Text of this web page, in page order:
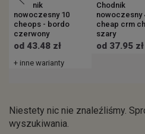
Chodnik
nowoczesny 10
cheops - bordo
czerwony
od 43.48 zł
+ inne warianty
Chodnik
nowoczesny
cheap crm
szary
od 37.95 zł
Niestety nic nie znaleźliśmy.
wyszukiwania.